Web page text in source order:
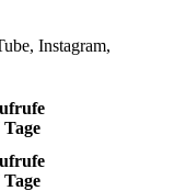
Instagram,
Tage
Tage